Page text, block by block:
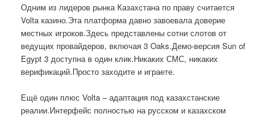
Одним из лидеров рынка Казахстана по праву считается
Volta казино.Эта платформа давно завоевала доверие
местных игроков.Здесь представлены сотни слотов от
ведущих провайдеров, включая 3 Oaks.Демо-версия Sun of
Egypt 3 доступна в один клик.Никаких СМС, никаких
верификаций.Просто заходите и играете.
Ещё один плюс Volta – адаптация под казахстанские
реалии.Интерфейс полностью на русском и казахском